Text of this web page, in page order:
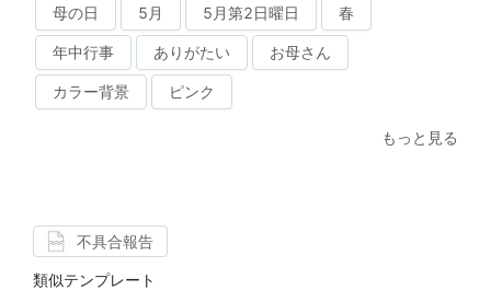
母の日 5月 5月第2日曜日 春
年中行事 ありがたい お母さん
カラー背景 ピンク
もっと見る
不具合報告
類似テンプレート